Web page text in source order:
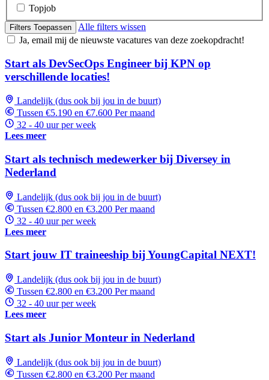
Topjob
Filters Toepassen
Alle filters wissen
Ja, email mij de nieuwste vacatures van deze zoekopdracht!
Start als DevSecOps Engineer bij KPN op
verschillende locaties!
Landelijk (dus ook bij jou in de buurt)
Tussen €5.190 en €7.600 Per maand
32 - 40 uur per week
Lees meer
Start als technisch medewerker bij Diversey in
Nederland
Landelijk (dus ook bij jou in de buurt)
Tussen €2.800 en €3.200 Per maand
32 - 40 uur per week
Lees meer
Start jouw IT traineeship bij YoungCapital NEXT!
Landelijk (dus ook bij jou in de buurt)
Tussen €2.800 en €3.200 Per maand
32 - 40 uur per week
Lees meer
Start als Junior Monteur in Nederland
Landelijk (dus ook bij jou in de buurt)
Tussen €2.800 en €3.200 Per maand